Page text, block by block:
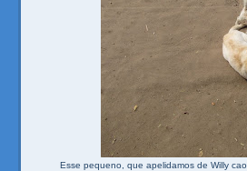
Esse pequeno, que apelidamos de Willy